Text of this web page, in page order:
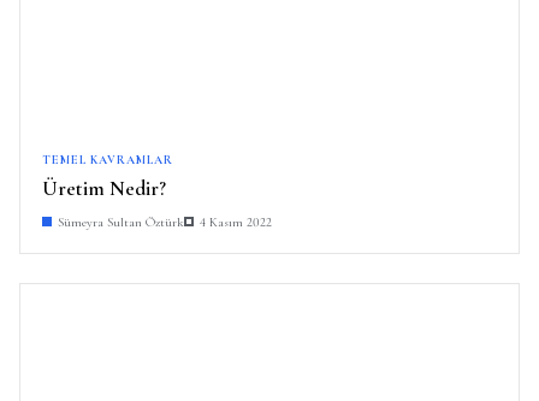
TEMEL KAVRAMLAR
Üretim Nedir?
Sümeyra Sultan Öztürk 4 Kasım 2022